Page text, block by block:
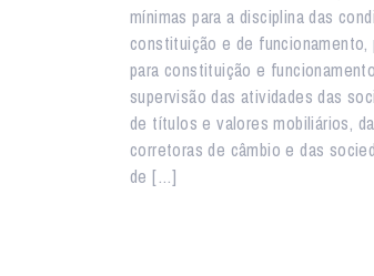
mínimas para a disciplina das
constituição e de funcionamento,
para constituição e
supervisão das atividades das
de títulos e valores mobiliários,
corretoras de câmbio e das
de […]